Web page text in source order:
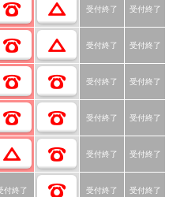
受付終了 受付終了
受付終了 受付終了
受付終了 受付終了
受付終了 受付終了
受付終了 受付終了
付終了 受付終了 受付終了